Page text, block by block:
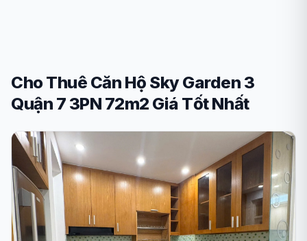
Cho Thuê Căn Hộ Sky Garden 3
Quận 7 3PN 72m2 Giá Tốt Nhất